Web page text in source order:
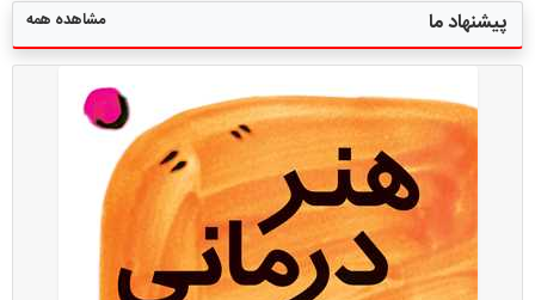
پیشنهاد ما مشاهده همه